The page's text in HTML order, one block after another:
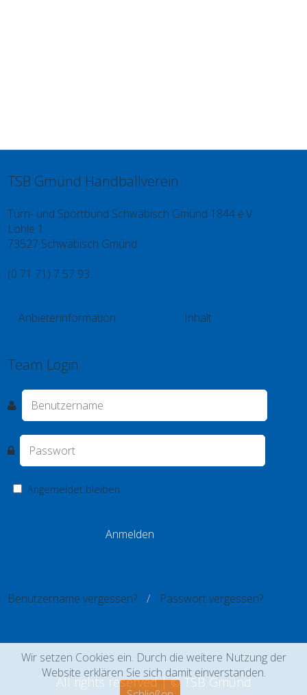
TSB Gmünd Handballverein
Turn- und Sportbund Schwäbisch Gmünd 1844 e.V.
Löhle 1
73527 Schwäbisch Gmünd
(0 71 71) 7 57 93
Anbieterinformation
Inhalt
Team Login
Angemeldet bleiben
Benutzername vergessen? Passwort vergessen?
All rights reserved | © TSB Gmünd
Wir setzen Cookies ein. Durch die weitere Nutzung der
Website erklären Sie sich damit einverstanden.